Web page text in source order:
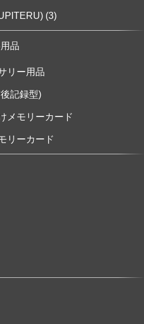
(3)
品
リー用品
記録型)
メモリーカード
リーカード